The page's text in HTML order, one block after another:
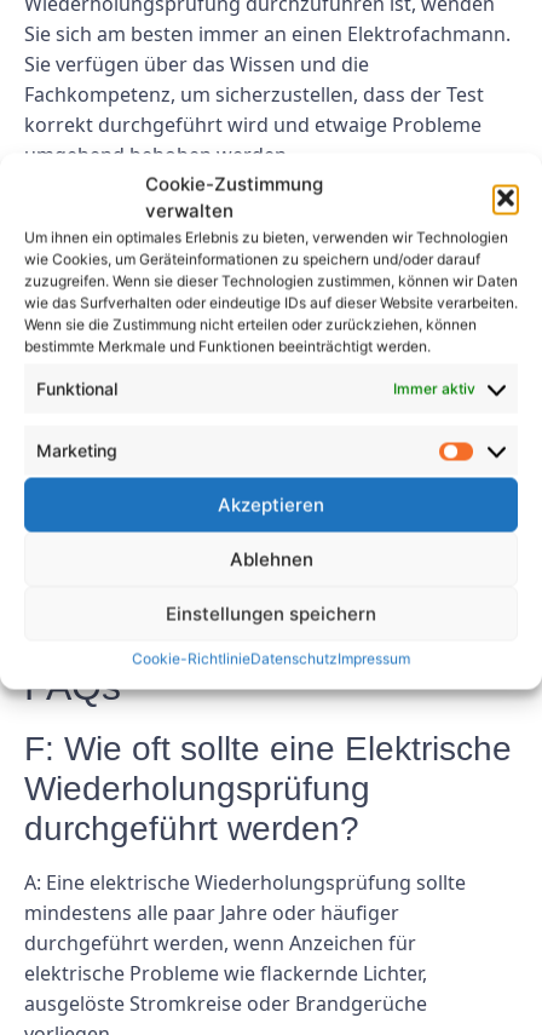
Cookie-Zustimmung
verwalten
Um ihnen ein optimales Erlebnis zu bieten, verwenden wir Technologien
wie Cookies, um Geräteinformationen zu speichern und/oder darauf
zuzugreifen. Wenn sie dieser Technologien zustimmen, können wir Daten
wie das Surfverhalten oder eindeutige IDs auf dieser Website verarbeiten.
Wenn sie die Zustimmung nicht erteilen oder zurückziehen, können
bestimmte Merkmale und Funktionen beeinträchtigt werden.
Funktional Immer aktiv
Marketing
Akzeptieren
Ablehnen
Einstellungen speichern
Cookie-RichtlinieDatenschutzImpressum
Sie sich am besten immer an einen Elektrofachmann.
Sie verfügen über das Wissen und die
Fachkompetenz, um sicherzustellen, dass der Test
korrekt durchgeführt wird und etwaige Probleme
umgehend behoben werden.
Abschluss
Die erfolgreiche Durchführung einer elektrischen
Wiederholungsprüfung ist für die Sicherheit und
Funktionsfähigkeit elektrischer Systeme von
entscheidender Bedeutung. Wenn Sie die in diesem
Artikel aufgeführten Tipps befolgen, können Sie
wird und etwaige Probleme umgehend behoben
werden. Denken Sie daran, im Voraus zu planen, der
Sicherheit Priorität einzuräumen, die Anweisungen
des Herstellers zu befolgen, jede Komponente
gründlich zu testen, detaillierte Aufzeichnungen zu
führen und bei Bedarf einen Fachmann zu
FAQs
F: Wie oft sollte eine Elektrische
Wiederholungsprüfung
durchgeführt werden?
A: Eine elektrische Wiederholungsprüfung sollte
mindestens alle paar Jahre oder häufiger
durchgeführt werden, wenn Anzeichen für
elektrische Probleme wie flackernde Lichter,
ausgelöste Stromkreise oder Brandgerüche